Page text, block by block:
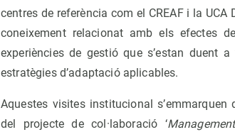
centres de referència com el CREAF i la
coneixement relacionat amb els efectes
experiències de gestió que s’estan duent
estratègies d’adaptació aplicables.
Aquestes visites institucional s’emmarquen
del projecte de col·laboració ‘